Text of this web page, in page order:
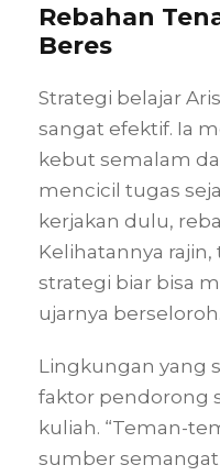
Rebahan
Beres
Strategi belajar
sangat efektif. Ia
kebut semalam
mencicil tugas
kerjakan dulu,
Kelihatannya
strategi biar bisa
ujarnya berseloroh.
Lingkungan yang
faktor pendorong
kuliah. “Teman-
sumber